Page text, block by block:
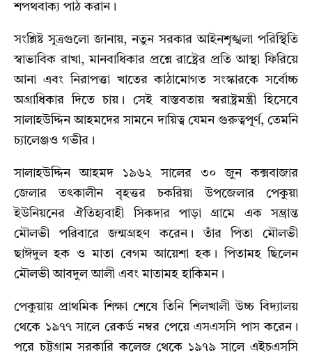
শপথবাক্য পাঠ করান।
সংশ্লিষ্ট সূত্রগুলো জানায়, নতুন সরকার আইনশৃঙ্খলা পরিস্থিতি
স্বাভাবিক রাখা, মানবাধিকার প্রশ্নে রাষ্ট্রের প্রতি আস্থা ফিরিয়ে
আনা এবং নিরাপত্তা খাতের কাঠামোগত সংস্কারকে সর্বোচ্চ
অগ্রাধিকার দিতে চায়। সেই বাস্তবতায় স্বরাষ্ট্রমন্ত্রী হিসেবে
সালাহউদ্দিন আহমদের সামনে দায়িত্ব যেমন গুরুত্বপূর্ণ, তেমনি
চ্যালেঞ্জও গভীর।
সালাহউদ্দিন আহমদ ১৯৬২ সালের ৩০ জুন কক্সবাজার
জেলার তৎকালীন বৃহত্তর চকরিয়া উপজেলার পেকুয়া
ইউনিয়নের ঐতিহ্যবাহী সিকদার পাড়া গ্রামে এক সম্ভ্রান্ত
মৌলভী পরিবারে জন্মগ্রহণ করেন। তাঁর পিতা মৌলভী
ছাঈদুল হক ও মাতা বেগম আয়েশা হক। পিতামহ ছিলেন
মৌলভী আবদুল আলী এবং মাতামহ হাকিমন।
পেকুয়ায় প্রাথমিক শিক্ষা শেষে তিনি শিলখালী উচ্চ বিদ্যালয়
থেকে ১৯৭৭ সালে রেকর্ড নম্বর পেয়ে এসএসসি পাস করেন।
পরে চট্টগ্রাম সরকারি কলেজ থেকে ১৯৭৯ সালে এইচএসসি